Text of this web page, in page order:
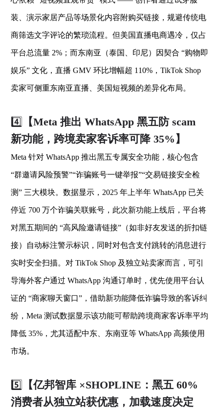
装、演示家居产品等场景化内容附购买链接，规避传统电
商筛选文字评论的繁琐流程。但美国直播电商遇冷，仅占
平台总流量 2%；而东南亚（泰国、印尼）因契合 “购物即
娱乐” 文化，直播 GMV 环比增幅超 110%，TikTok Shop
卖家可侧重东南亚直播、美国短视频的差异化布局。
4️⃣
【Meta 推出 WhatsApp 黑五防 scam
新功能，跨境卖家客诉率可降 35%】
Meta 针对 WhatsApp 推出黑五专属安全功能，核心包含
“群邀请风险预警”“诈骗账号一键举报”“交易链接安全检
测” 三大模块。数据显示，2025 年上半年 WhatsApp 已关
停近 700 万个诈骗关联账号，此次新功能上线后，平台将
对黑五期间的 “高风险邀请链接”（如非好友发送的折扣链
接）自动标注警示标识，同时对包含支付跳转的消息进行
实时安全扫描。对 TikTok Shop 及独立站卖家而言，可引
导海外客户通过 WhatsApp 沟通订单时，优先使用平台认
证的 “商家聊天窗口”，借助新功能降低诈骗导致的客诉纠
纷，Meta 测试数据显示该功能可帮助跨境商家客诉率平均
降低 35%，尤其适配中东、东南亚等 WhatsApp 高频使用
市场。
5️⃣
【亿邦智库 ×SHOPLINE：黑五 60%
消费者从独立站获优惠，加载速度决定